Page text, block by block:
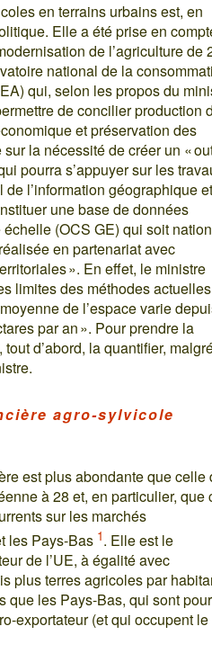
en terrains urbains est, en
Elle a été prise en
de l’agriculture de
national de la
qui, selon les propos du
de concilier production
et préservation des
la nécessité de créer un «
pourra s’appuyer sur les
l’information géographique et
une base de données
(OCS GE) qui soit
en partenariat avec
». En effet, le ministre
limites des méthodes
de l’espace varie
par an ». Pour prendre la
d’abord, la quantifier,
agro-sylvicole
est plus abondante que celle
à 28 et, en particulier, que
sur les marchés
les Pays-Bas 1. Elle est le
de l’UE, à égalité avec
plus terres agricoles par
que les Pays-Bas, qui sont
exportateur (et qui occupent le